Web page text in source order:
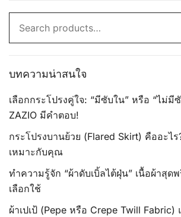
for:
บทความน่าสนใจ
เลือกกระโปรงคู่ใจ: “มีซับใน” หรือ “ไม่มี
ZAZIO มีคำตอบ!
กระโปรงบานย้วย (Flared Skirt) คืออะไ
เหมาะกับคุณ
ทำความรู้จัก “ผ้าดับเบิ้ลไต้ฝุ่น” เนื้อผ้าสุด
เลือกใช้
ผ้าเปเป้ (Pepe หรือ Crepe Twill Fabric)